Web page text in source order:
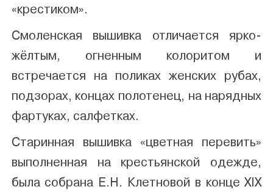
«крестиком».
Смоленская вышивка отличается ярко-
жёлтым, огненным колоритом и
встречается на поликах женских рубах,
подзорах, концах полотенец, на нарядных
фартуках, салфетках.
Старинная вышивка «цветная перевить»
выполненная на крестьянской одежде,
была собрана Е.Н. Клетновой в конце XIX